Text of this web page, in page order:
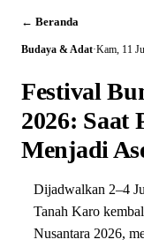
← Beranda
Budaya & Adat·Kam, 11
Festival
2026: Saat
Menjadi
Dijadwalkan 2–4
Tanah Karo
Nusantara 2026,